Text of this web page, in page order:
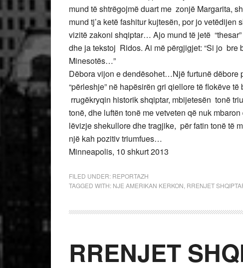
mund të shtrëgojmë duart me zonjë Margarita,
mund tj’a ketë fashitur kujtesën, por jo
vizitë zakoni shqiptar… Ajo mund të jetë
dhe ja tekstoj Ridos. Ai më përgjigjet: “Si jo
Minesotës…”
Dëbora vijon e dendësohet…Një furtunë dëbore
“përleshje” në hapësirën gri qiellore të flokëve
rrugëkryqin historik shqiptar, mbijetesën tonë
tonë, dhe luftën tonë me vetveten që nuk
lëvizje shekullore dhe tragjike, për fatin tonë të
një kah pozitiv triumfues…
Minneapolis, 10 shkurt 2013
FILED UNDER: REPORTAZH
TAGGED WITH: NJE AMERIKAN KERKON RRENJET
RRENJET